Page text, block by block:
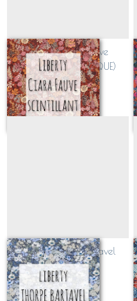
Liberty Ciara fauve
Scintillant (CLASSIQUE)
Sur demande
Liberty Thorpe Barjavel
(CLASSIQUE)
Sur demande